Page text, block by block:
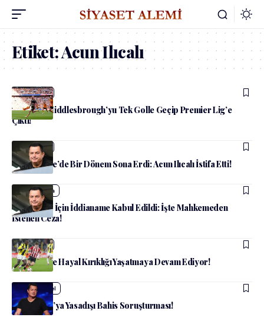
Etiket:Acun Ilıcalı
admin Spor
Hull City, Middlesbrough’yu Tek Golle Geçip Premier Lig’e
Çıktı!
admin Spor
Fenerbahçe’de Bir Dönem Sona Erdi: Acun Ilıcalı İstifa Etti!
admin Medya
Acun Ilıcalı İçin İddianame Kabul Edildi: İşte Mahkemeden
İstenen Ceza!
admin Spor
Fenerbahçe Hayal Kırıklığı Yaşatmaya Devam Ediyor!
admin Güncel
Acun Ilıcalı’ya Yasadışı Bahis Soruşturması!